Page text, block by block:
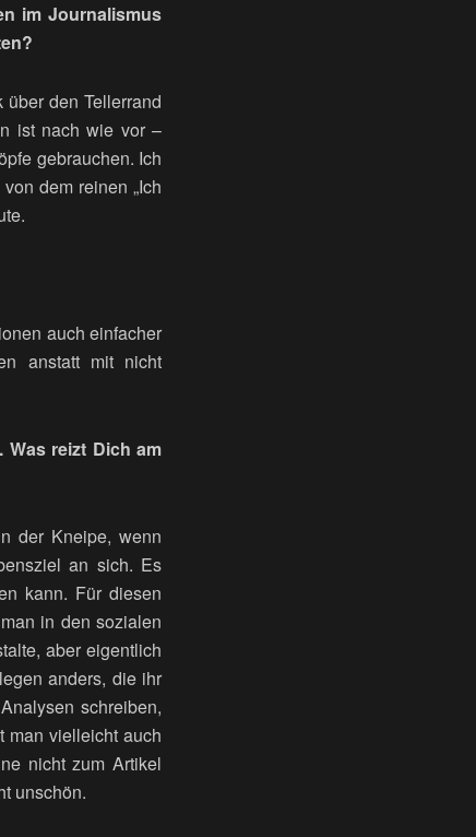
im Journalismus
den Tellerrand
ist nach wie vor –
gebrauchen. Ich
dem reinen „Ich
auch einfacher
anstatt mit nicht
Was reizt Dich am
der Kneipe, wenn
an sich. Es
kann. Für diesen
in den sozialen
aber eigentlich
anders, die ihr
schreiben,
man vielleicht auch
nicht zum Artikel
unschön.